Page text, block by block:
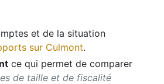
et de la situation
sur Culmont.
ce qui permet de comparer
de taille et de fiscalité